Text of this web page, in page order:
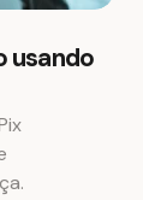
usando